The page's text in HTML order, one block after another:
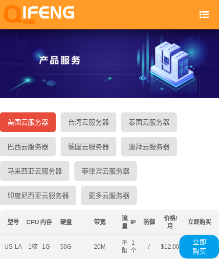
美国云服务器 台湾云服务器 泰国云服务器
巴西云服务器 德国云服务器 迪拜云服务器
马来西亚云服务器 菲律宾云服务器
印度尼西亚云服务器 更多云服务器
型号 CPU 内存 硬盘 带宽
流
量
IP 防御
价格/
月
立即购买
US-LA 1核 1G 50G 20M
不
限
1
个
/ $12.00
立即
购买